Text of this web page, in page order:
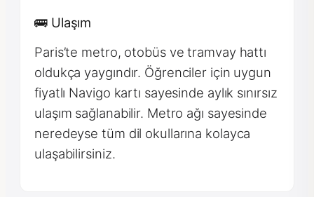
🚌 Ulaşım
Paris’te metro, otobüs ve tramvay hattı
oldukça yaygındır. Öğrenciler için uygun
fiyatlı Navigo kartı sayesinde aylık sınırsız
ulaşım sağlanabilir. Metro ağı sayesinde
neredeyse tüm dil okullarına kolayca
ulaşabilirsiniz.